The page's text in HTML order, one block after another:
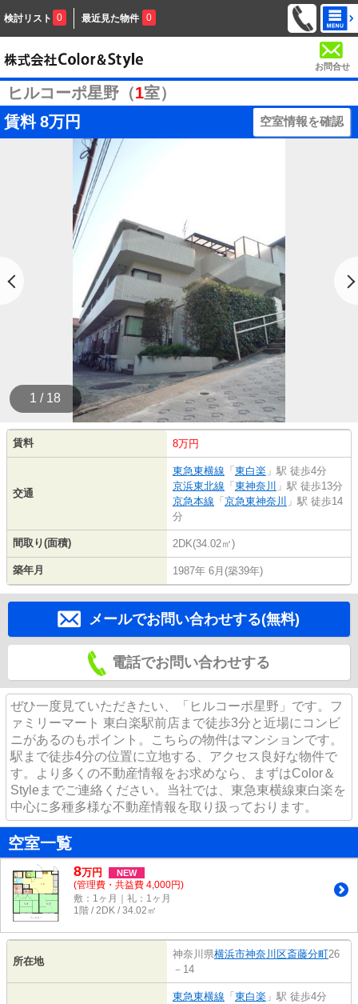
検討リスト 0 最近見た物件 0
お問合せ
ヒルコーポ星野（1室）
賃料 8万円 空室情報を確認
1 / 18
賃料 8万円
交通
東急東横線 「 東白楽 」駅 徒歩4分
京浜東北線 「 東神奈川 」駅 徒歩13分
京急本線 「 京急東神奈川 」駅 徒歩14
分
間取り(面積) 2DK(34.02㎡)
築年月 1987年 6月(築39年)
メールでお問い合わせする(無料)
電話でお問い合わせする
ぜひ一度見ていただきたい、「ヒルコーポ星野」です。フ
ァミリーマート 東白楽駅前店まで徒歩3分と近場にコンビ
ニがあるのもポイント。こちらの物件はマンションです。
駅まで徒歩4分の位置に立地する、アクセス良好な物件で
す。より多くの不動産情報をお求めなら、まずはColor＆
Styleまでご連絡ください。当社では、東急東横線東白楽を
中心に多種多様な不動産情報を取り扱っております。
空室一覧
8万円 NEW
(管理費・共益費 4,000円)
敷：1ヶ月｜礼：1ヶ月
1階 / 2DK / 34.02㎡
所在地
神奈川県横浜市神奈川区斎藤分町26
－14
東急東横線 「 東白楽 」駅 徒歩4分